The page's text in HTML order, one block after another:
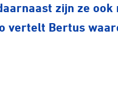
zijn ze
vertelt Bertus